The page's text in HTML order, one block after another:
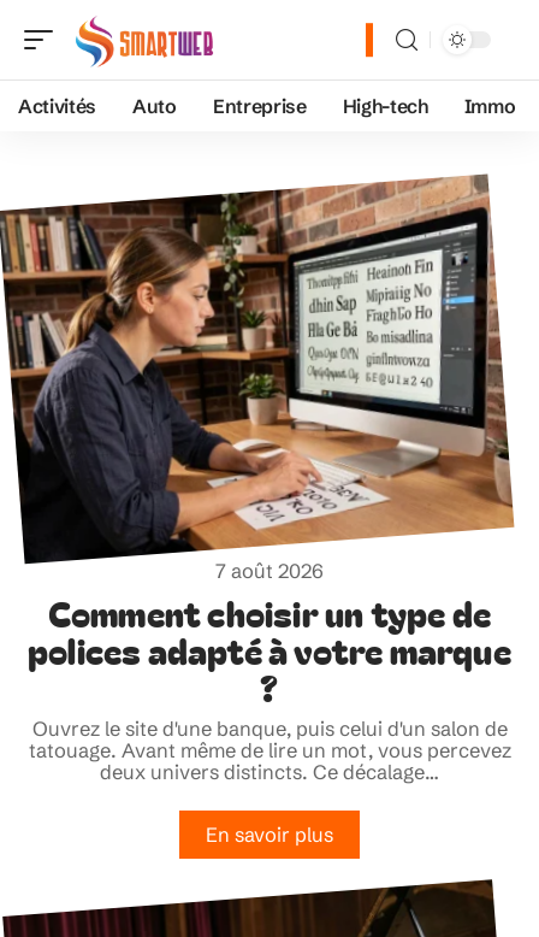
Activités Auto Entreprise High-tech Immo
7 août 2026
Comment choisir un type de
polices adapté à votre marque
?
Ouvrez le site d'une banque, puis celui d'un salon de
tatouage. Avant même de lire un mot, vous percevez
deux univers distincts. Ce décalage…
En savoir plus